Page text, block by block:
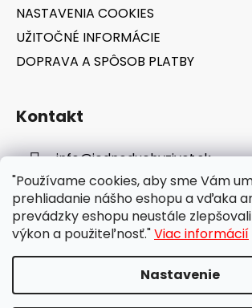
"Používame cookies, aby sme Vám
prehliadanie nášho eshopu a vďaka
prevádzky eshopu neustále
výkon a použiteľnosť."Viac informácií
Nastavenie
NASTAVENIA COOKIES
UŽITOČNÉ INFORMÁCIE
DOPRAVA A SPÔSOB PLATBY
Kontakt
info@jednoduchyzivot.sk
E-shop: 0948 647 767